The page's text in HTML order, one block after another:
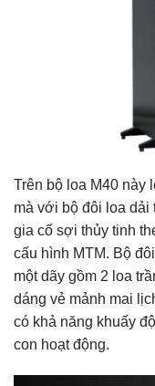
Trên bộ loa M40 này
mà với bộ đôi loa
gia cố sợi thủy tinh
cấu hình MTM. Bộ
một dãy gồm 2 loa
dáng vẻ mảnh mai
có khả năng khuấy
con hoạt động.